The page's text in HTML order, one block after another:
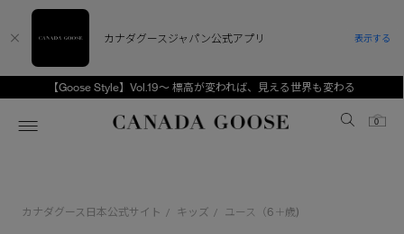
【Goose Style】Vol.19～ 標高が変われば、見える世界も変わる
Canada Goose
0
カナダグース日本公式サイト / キッズ / ユース（6＋歳)
カナダグースジャパン公式アプリ 表示する